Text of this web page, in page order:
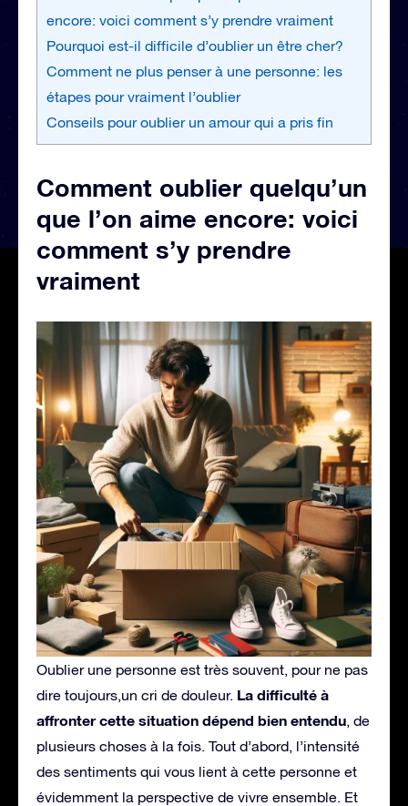
encore: voici comment s’y prendre vraiment
Pourquoi est-il difficile d’oublier un être cher?
Comment ne plus penser à une personne: les
étapes pour vraiment l’oublier
Conseils pour oublier un amour qui a pris fin
Comment oublier quelqu’un
que l’on aime encore: voici
comment s’y prendre
vraiment
Oublier une personne est très souvent, pour ne pas
dire toujours,un cri de douleur. La difficulté à
affronter cette situation dépend bien entendu, de
plusieurs choses à la fois. Tout d’abord, l’intensité
des sentiments qui vous lient à cette personne et
évidemment la perspective de vivre ensemble. Et